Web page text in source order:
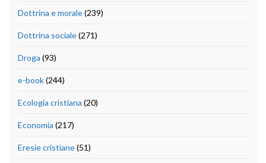
Dottrina e morale(239)
Dottrina sociale(271)
Droga (93)
e-book(244)
Ecologia cristiana (20)
Economia (217)
Eresie cristiane(51)